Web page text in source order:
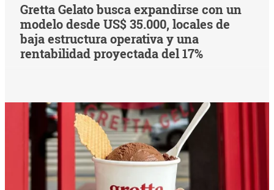
Gretta Gelato busca expandirse con un
modelo desde US$ 35.000, locales de
baja estructura operativa y una
rentabilidad proyectada del 17%